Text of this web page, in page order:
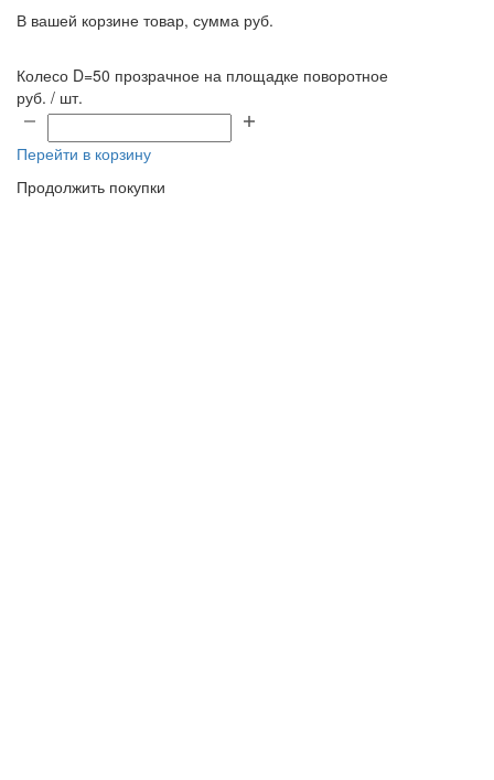
В вашей корзине товар, сумма руб.
Колесо D=50 прозрачное на площадке поворотное
руб. / шт.
Перейти в корзину
Продолжить покупки